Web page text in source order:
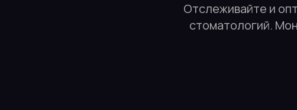
Отслеживайте и
стоматологий.